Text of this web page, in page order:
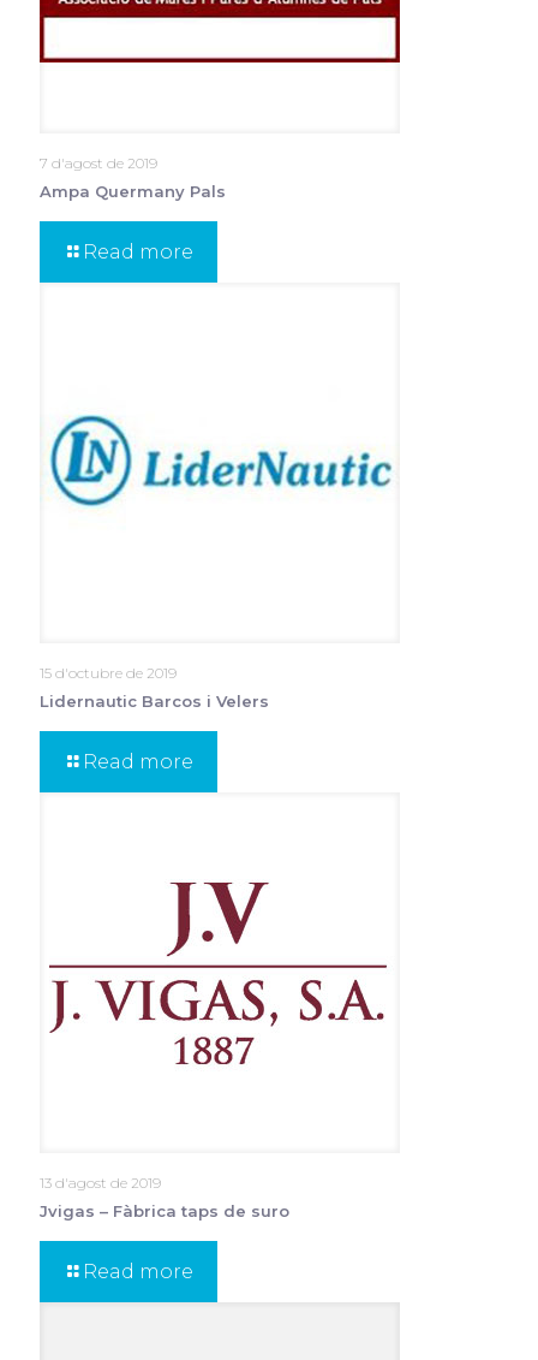
7 d'agost de 2019
Ampa Quermany Pals
Read more
15 d'octubre de 2019
Lidernautic Barcos i Velers
Read more
13 d'agost de 2019
Jvigas – Fàbrica taps de suro
Read more